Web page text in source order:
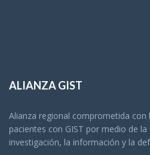
ALIANZA GIST
Alianza regional comprometida con
pacientes con GIST por medio de
investigación, la información y la